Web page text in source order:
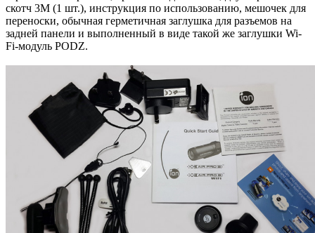
скотч 3М (1 шт.), инструкция по использованию, мешочек для
переноски, обычная герметичная заглушка для разъемов на
задней панели и выполненный в виде такой же заглушки Wi-
Fi-модуль PODZ.